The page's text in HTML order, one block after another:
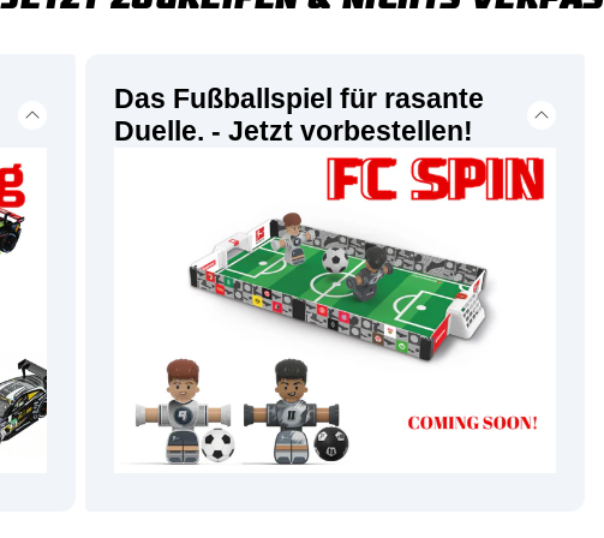
Das Fußballspiel für rasante
Duelle. - Jetzt vorbestellen!